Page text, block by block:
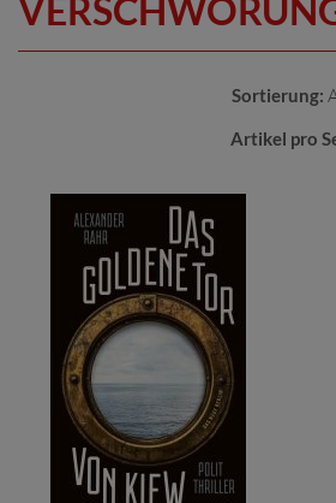
Sortierung:
Artikel pro